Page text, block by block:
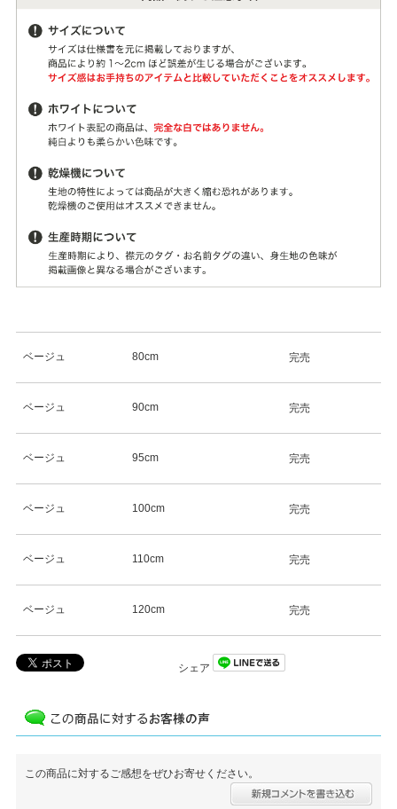
ベージュ 80cm 完売
ベージュ 90cm 完売
ベージュ 95cm 完売
ベージュ 100cm 完売
ベージュ 110cm 完売
ベージュ 120cm 完売
シェア
この商品に対するご感想をぜひお寄せください。